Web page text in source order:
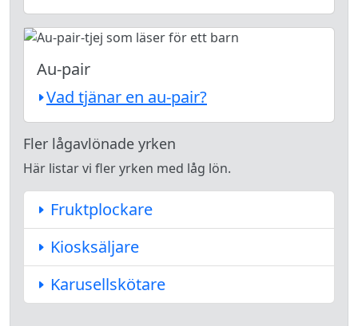
Au-pair
Vad tjänar en au-pair?
Fler lågavlönade yrken
Här listar vi fler yrken med låg lön.
Fruktplockare
Kiosksäljare
Karusellskötare